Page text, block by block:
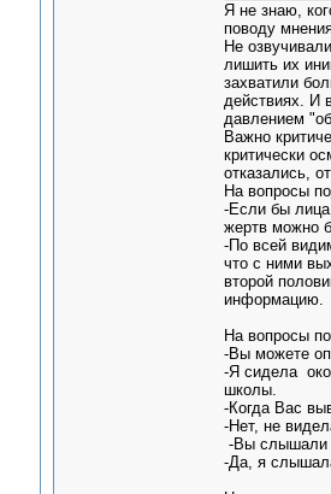
Я не знаю,
поводу
Не
лишить их
захватили
действиях. И
давлением
Важно
критически
отказались,
На вопросы
-Если бы
жертв можно
-По всей
что с ними
второй
информацию.
На вопросы
-Вы можете
-Я сидела
школы.
-Когда Вас
-Нет, не
-Вы слышали
-Да, я